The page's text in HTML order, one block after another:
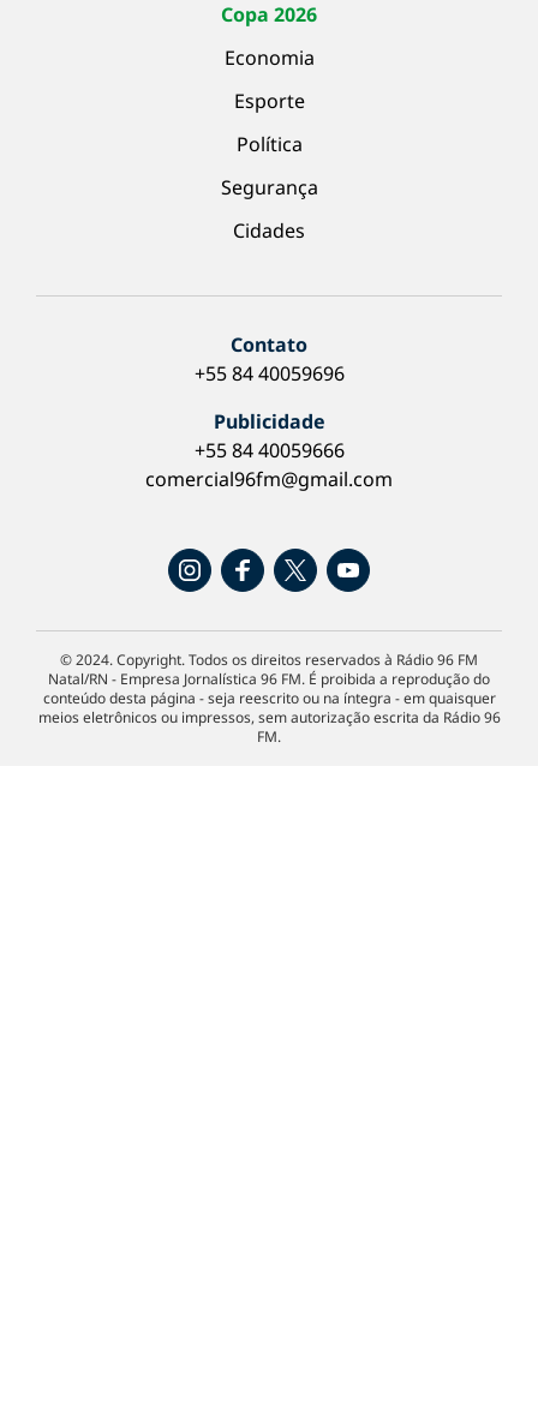
Copa 2026
Economia
Esporte
Política
Segurança
Cidades
Contato
+55 84 40059696
Publicidade
+55 84 40059666
comercial96fm@gmail.com
© 2024. Copyright. Todos os direitos reservados à Rádio 96 FM
Natal/RN - Empresa Jornalística 96 FM. É proibida a reprodução do
conteúdo desta página - seja reescrito ou na íntegra - em quaisquer
meios eletrônicos ou impressos, sem autorização escrita da Rádio 96
FM.